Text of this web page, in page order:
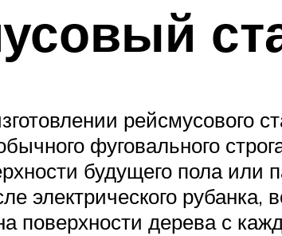
рейсмусового
фуговального
будущего пола или
электрического
поверхности дерева с